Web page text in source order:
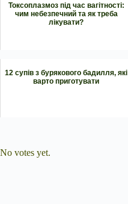
Токсоплазмоз під час вагітності:
чим небезпечний та як треба
лікувати?
12 супів з бурякового бадилля, які
варто приготувати
No votes yet.